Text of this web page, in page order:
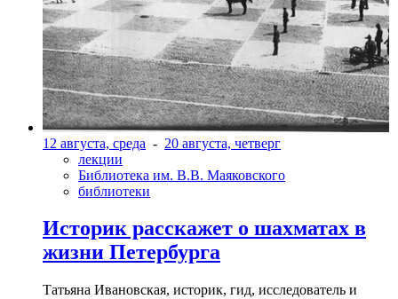
12 августа, среда - 20 августа, четверг
лекции
Библиотека им. В.В. Маяковского
библиотеки
Историк расскажет о шахматах в
жизни Петербурга
Татьяна Ивановская, историк, гид, исследователь и